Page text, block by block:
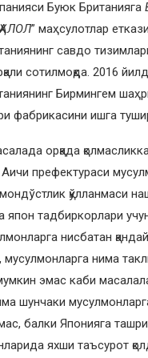
Буюк Британияга
ҲАЛОЛ” маҳсулотлар
савдо
сотилмоқда. 2016
Бирмингем
фабрикасини ишга
орқада
Аичи префектураси
қўлланмаси
япон тадбиркорлари
нисбатан
нима
эмас каби
шунчаки
балки Японияга
яхши таъсурот